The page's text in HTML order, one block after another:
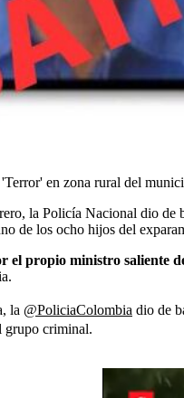
en zona rural del
la Policía Nacional dio
de los ocho hijos del
propio ministro saliente
la @PoliciaColombia dio de
grupo criminal.